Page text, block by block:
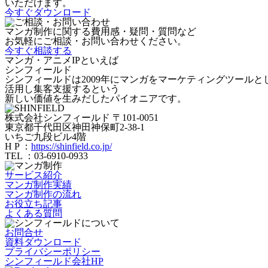
いただけます。
今すぐダウンロード
マンガ制作に関する費用感・疑問・質問など
お気軽にご相談・お問い合わせください。
今すぐ相談する
マンガ・アニメIPといえば
シンフィールド
シンフィールドは2009年にマンガをマーケティングツールと
活用し集客支援するという
新しい価値を生みだしたパイオニアです。
株式会社シンフィールド 〒101-0051
東京都千代田区神田神保町2-38-1
いちご九段ビル4階
H P ： https://shinfield.co.jp/
TEL ：03-6910-0933
サービス紹介
マンガ制作実績
マンガ制作の流れ
お役立ち記事
よくある質問
お問合せ
資料ダウンロード
プライバシーポリシー
シンフィールド会社HP